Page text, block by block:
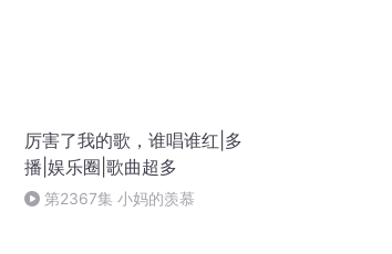
厉害了我的歌，谁唱谁红|多
播|娱乐圈|歌曲超多
第2367集 小妈的羡慕